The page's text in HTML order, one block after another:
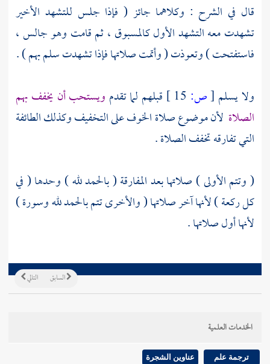
قال في الشرح : وكلاهما جائز ( فإذا جلس للتشهد الأخير
تشهدت معه التشهد الأول كالمسبوق ، ثم قامت وهو جالس ،
فاستفتحت ) وتعوذت ( وأتمت صلاتها فإذا تشهدت سلم بهم ) .
ولا يسلم [ص: قبلهم لما تقدم ويستحب أن يخفف بهم
الصلاة لأن موضوع صلاة الخوف على التخفيف وكذلك الطائفة
التي تفارقه تخفف الصلاة .
( وتتم الأولى ) صلاتها بعد المفارقة ( بالحمد لله ) وحدها ( في
كل ركعة ) لأنها آخر صلاتها ( والأخرى تتم بالحمد لله وسورة )
لأنها أول صلاتها .
التالي السابق
الخدمات العلمية
ترجمة علم عناوين الشجرة